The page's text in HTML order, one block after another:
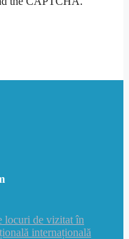
locuri de vizitat în
internațională